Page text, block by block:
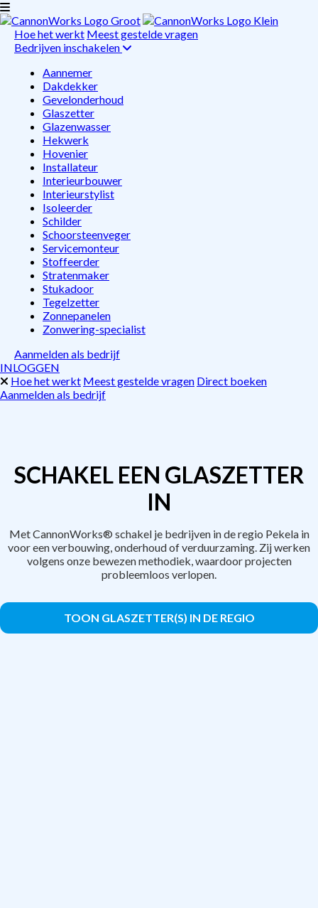
Hoe het werkt Meest gestelde vragen
Bedrijven inschakelen
Aannemer
Dakdekker
Gevelonderhoud
Glaszetter
Glazenwasser
Hekwerk
Hovenier
Installateur
Interieurbouwer
Interieurstylist
Isoleerder
Schilder
Schoorsteenveger
Servicemonteur
Stoffeerder
Stratenmaker
Stukadoor
Tegelzetter
Zonnepanelen
Zonwering-specialist
Aanmelden als bedrijf
INLOGGEN
Hoe het werkt Meest gestelde vragen Direct boeken
Aanmelden als bedrijf
SCHAKEL EEN GLASZETTER
IN
Met CannonWorks® schakel je bedrijven in de regio Pekela in
voor een verbouwing, onderhoud of verduurzaming. Zij werken
volgens onze bewezen methodiek, waardoor projecten
probleemloos verlopen.
TOON GLASZETTER(S) IN DE REGIO